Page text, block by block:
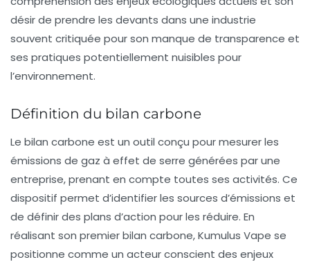
désir de prendre les devants dans une industrie
souvent critiquée pour son manque de transparence et
ses pratiques potentiellement nuisibles pour
l’environnement.
Définition du bilan carbone
Le bilan carbone est un outil conçu pour mesurer les
émissions de gaz à effet de serre générées par une
entreprise, prenant en compte toutes ses activités. Ce
dispositif permet d’identifier les sources d’émissions et
de définir des plans d’action pour les réduire. En
réalisant son premier bilan carbone, Kumulus Vape se
positionne comme un acteur conscient des enjeux